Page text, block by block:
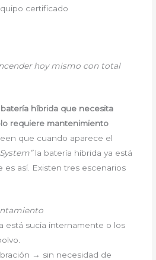
certificado
hoy mismo con total
híbrida que necesita
requiere mantenimiento
que cuando aparece el
la batería híbrida ya está
es así. Existen tres escenarios
está sucia internamente o los
→ sin necesidad de